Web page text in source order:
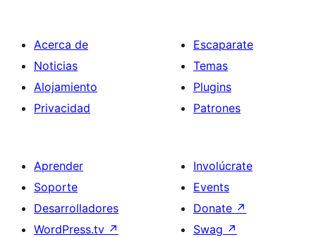
Acerca de
Noticias
Alojamiento
Privacidad
Escaparate
Temas
Plugins
Patrones
Aprender
Soporte
Desarrolladores
WordPress.tv ↗
Involúcrate
Events
Donate ↗
Swag ↗